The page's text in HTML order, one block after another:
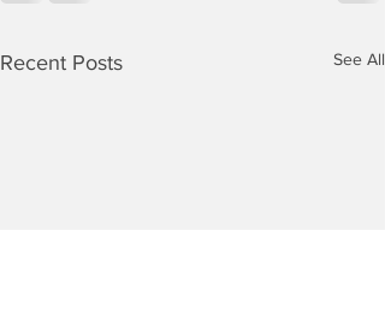
Recent Posts See All